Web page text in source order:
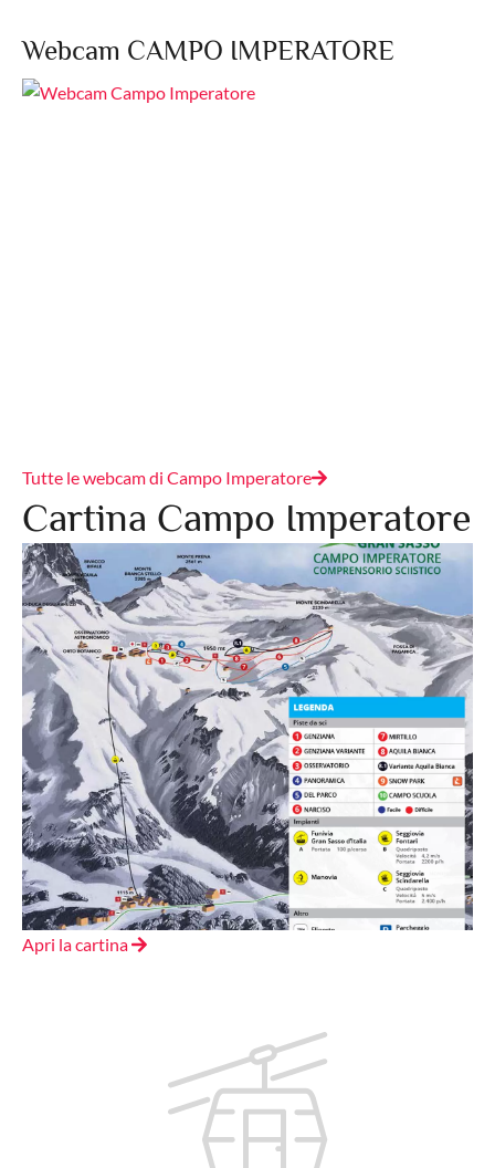
Webcam CAMPO IMPERATORE
Tutte le webcam di Campo Imperatore
Cartina Campo Imperatore
Apri la cartina